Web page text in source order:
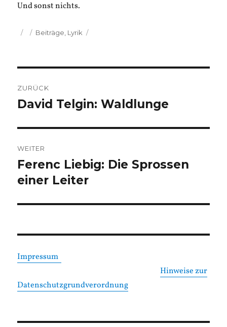
Und sonst nichts.
Veröffentlicht
Kategorien
Beiträge Lyrik
ZURÜCK
Vorheriger
David Telgin: Waldlunge
WEITER
Nächster
Beitrag:
Ferenc Liebig: Die Sprossen
einer Leiter
Impressum
Hinweise zur
Datenschutzgrundverordnung